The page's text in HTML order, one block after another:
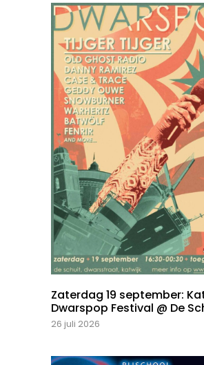
Zaterdag 19 september:
Dwarspop Festival @ De
26 juli 2026